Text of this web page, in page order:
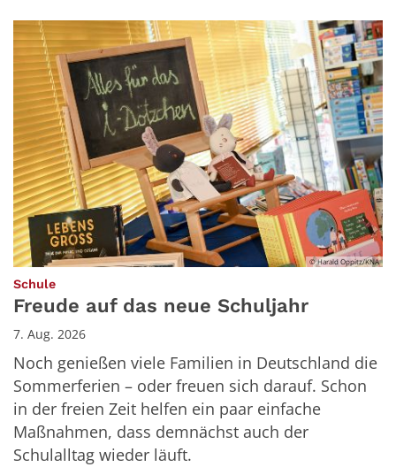
© Harald Oppitz/KNA
Schule:
Freude auf das neue Schuljahr
7. Aug. 2026
Noch genießen viele Familien in Deutschland die
Sommerferien – oder freuen sich darauf. Schon
in der freien Zeit helfen ein paar einfache
Maßnahmen, dass demnächst auch der
Schulalltag wieder läuft.